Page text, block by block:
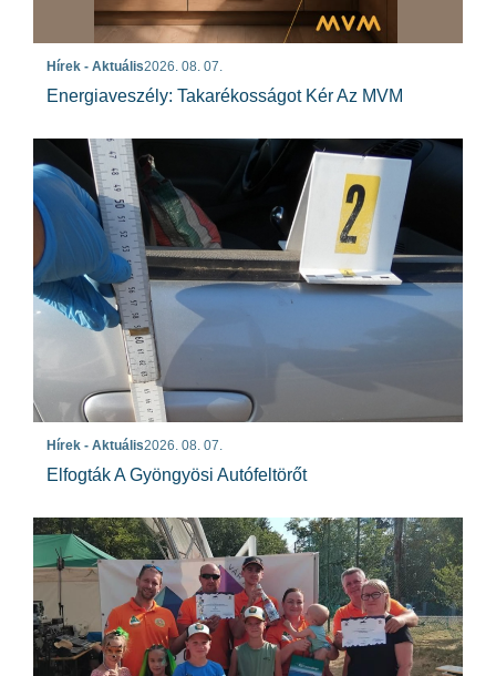
Hírek - Aktuális2026. 08. 07.
Energiaveszély: Takarékosságot Kér Az MVM
Hírek - Aktuális2026. 08. 07.
Elfogták A Gyöngyösi Autófeltörőt